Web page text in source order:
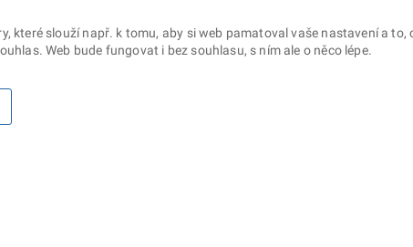
které slouží např. k tomu, aby si web pamatoval vaše nastavení a
Web bude fungovat i bez souhlasu, s ním ale o něco lépe.